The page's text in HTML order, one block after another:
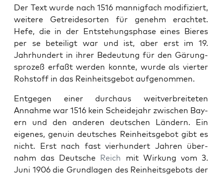
Der Text wurde nach 1516 man­nig­fach mod­i­fiziert,
weit­ere Getrei­des­orten für genehm erachtet.
Hefe, die in der Entste­hungsphase eines Bieres
per se beteiligt war und ist, aber erst im 19.
Jahrhun­dert in ihrer Bedeu­tung für den Gärung­
sprozeß erfaßt wer­den kon­nte, wurde als viert­er
Rohstoff in das Rein­heits­ge­bot aufgenom­men.
Ent­ge­gen ein­er dur­chaus weitver­bre­it­eten
Annahme war 1516 kein Schei­de­jahr zwis­chen Bay­
ern und den anderen deutschen Län­dern. Ein
eigenes, gen­uin deutsches Rein­heits­ge­bot gibt es
nicht. Erst nach fast vier­hun­dert Jahren über­
nahm das Deutsche Reich mit Wirkung vom 3.
Juni 1906 die Grund­la­gen des Rein­heits­ge­bots der